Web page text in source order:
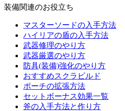
装備関連のお役立ち
マスターソードの入手方法
ハイリアの盾の入手方法
武器修理のやり方
武器厳選のやり方
防具(装備)強化のやり方
おすすめスクラビルド
ポーチの拡張方法
セットボーナス効果一覧
斧の入手方法と作り方